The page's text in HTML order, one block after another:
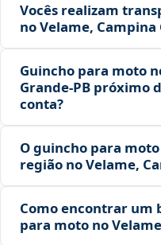
Vocês realizam
no Velame, Campina
Guincho para moto
Grande‑PB próximo
conta?
O guincho para
região no Velame,
Como encontrar um
para moto no